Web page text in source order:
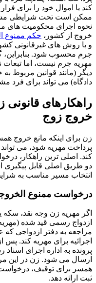
کند یا اموال خود را برای
ممکن است تحت شرایطی
نحوه اجرای محکومیت های
خروج از کشور، حکم ممنوع
و با روش های غیرقانونی
جرم محسوب شود.
مهریه جرم نیست، اما تبعات
دیگر (مانند قوانین مربوط
دادگاه) می تواند برای فرد
راهکارهای قانونی
خروج زوج
زن برای اینکه مانع خروج
پرداخت مهریه شود، می
کند. اصلی ترین راهکار،
دو طریق اصلی قابل پیگیری
انتخاب مسیر مناسب به
درخواست ممنوع
اگر مهریه زن وجه نقد،
ازدواج رسمی قید شده
مراجعه به دفتر ازدواجی
اجرائیه برای مهریه کند. پس
پرونده به اداره اجرای
ارسال می شود. زن در این
همسر برای توقیف، درخواست
ثبت ارائه دهد.